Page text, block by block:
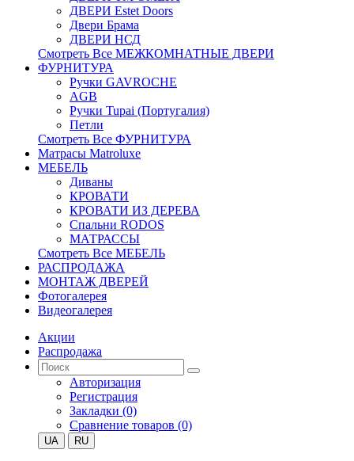
ДВЕРИ Estet Doors
Двери Брама
ДВЕРИ НСД
Смотреть Все МЕЖКОМНАТНЫЕ ДВЕРИ
ФУРНИТУРА
Ручки GAVROCHE
AGB
Ручки Tupai (Португалия)
Петли
Смотреть Все ФУРНИТУРА
Матрасы Matroluxe
МЕБЕЛЬ
Диваны
КРОВАТИ
КРОВАТИ ИЗ ДЕРЕВА
Спальни RODOS
МАТРАССЫ
Смотреть Все МЕБЕЛЬ
РАСПРОДАЖА
МОНТАЖ ДВЕРЕЙ
Фотогалерея
Видеогалерея
Акции
Распродажа
Авторизация
Регистрация
Закладки (0)
Сравнение товаров (0)
UA RU